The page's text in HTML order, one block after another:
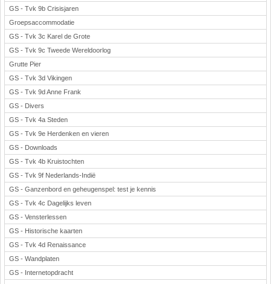
GS - Tvk 9b Crisisjaren
Groepsaccommodatie
GS - Tvk 3c Karel de Grote
GS - Tvk 9c Tweede Wereldoorlog
Grutte Pier
GS - Tvk 3d Vikingen
GS - Tvk 9d Anne Frank
GS - Divers
GS - Tvk 4a Steden
GS - Tvk 9e Herdenken en vieren
GS - Downloads
GS - Tvk 4b Kruistochten
GS - Tvk 9f Nederlands-Indië
GS - Ganzenbord en geheugenspel: test je kennis
GS - Tvk 4c Dagelijks leven
GS - Vensterlessen
GS - Historische kaarten
GS - Tvk 4d Renaissance
GS - Wandplaten
GS - Internetopdracht